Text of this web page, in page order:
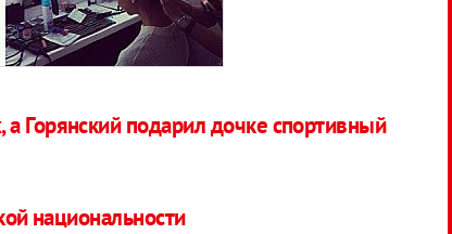
Горянский подарил дочке спортивный
национальности